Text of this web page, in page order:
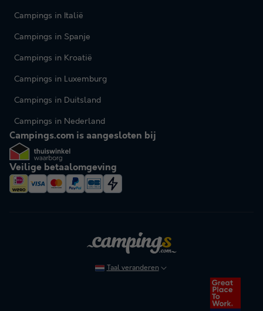
Campings in Italië
Campings in Spanje
Campings in Kroatië
Campings in Luxemburg
Campings in Duitsland
Campings in Nederland
Campings.com is aangesloten bij
Veilige betaalomgeving
Taal veranderen